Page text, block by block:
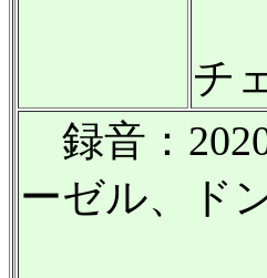
チ
録音：
ーゼル、ド